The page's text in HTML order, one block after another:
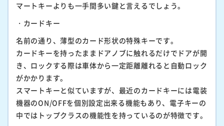
マートキーよりも一手間多い鍵と言えるでしょう。
・カードキー
名前の通り、薄型のカード形状の特殊キーです。
カードキーを持ったままドアノブに触れるだけでドアが開
き、ロックする際は車体から一定距離離れると自動ロック
がかかります。
スマートキーと似ていますが、最近のカードキーには電装
機器のON/OFFを個別設定出来る機能もあり、電子キーの
中ではトップクラスの機能性を持っているのが特徴です。